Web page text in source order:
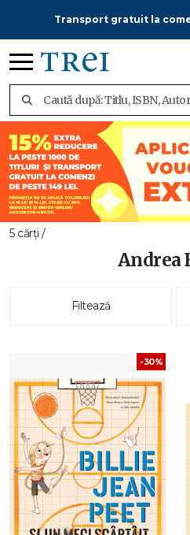
Transport gratuit la
5 cărți /
Andrea
Filtează
-30%